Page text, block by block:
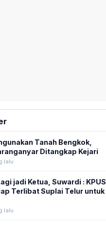
Tanah Bengkok,
Ditangkap Kejari
lalu
jadi Ketua, Suwardi : KPUS
Terlibat Suplai Telur untuk
lalu